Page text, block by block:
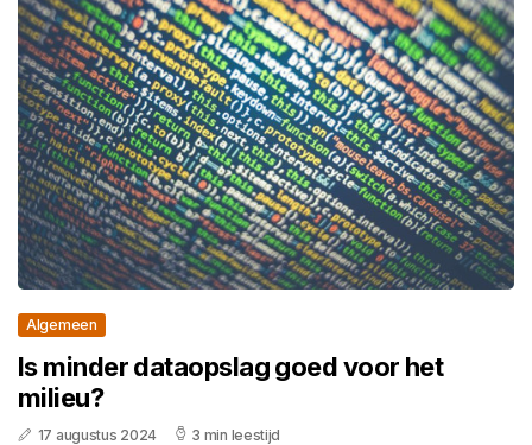
Algemeen
Is minder dataopslag goed voor het
milieu?
17 augustus 2024 3 min leestijd